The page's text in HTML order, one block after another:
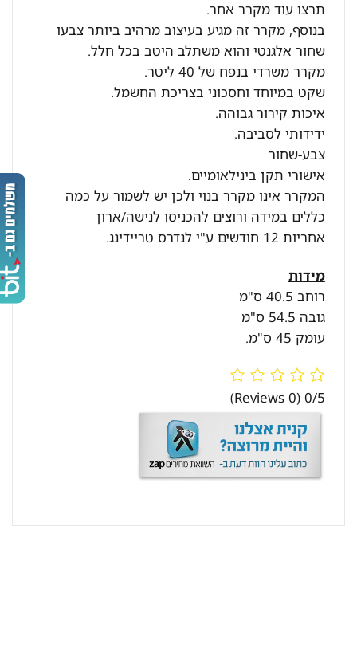
תרצו עוד מקרר אחר.
בנוסף, מקרר זה מגיע בעיצוב מרהיב ביותר צבעו
שחור אלגנטי והוא משתלב היטב בכל חלל.
מקרר משרדי בנפח של 40 ליטר.
שקט במיוחד וחסכוני בצריכת החשמל.
איכות קירור גבוהה.
ידידותי לסביבה.
צבע-שחור
אישורי תקן בינילאומיים.
המקרר אינו מקרר בנוי ולכן יש לשמור על כמה
כללים במידה ורוצים להכניסו לנישה/ארון
אחריות 12 חודשים ע"י לנדרס טריידינג.
מידות
רוחב 40.5 ס"מ
גובה 54.5 ס"מ
עומק 45 ס"מ.
0/5
(0 Reviews)